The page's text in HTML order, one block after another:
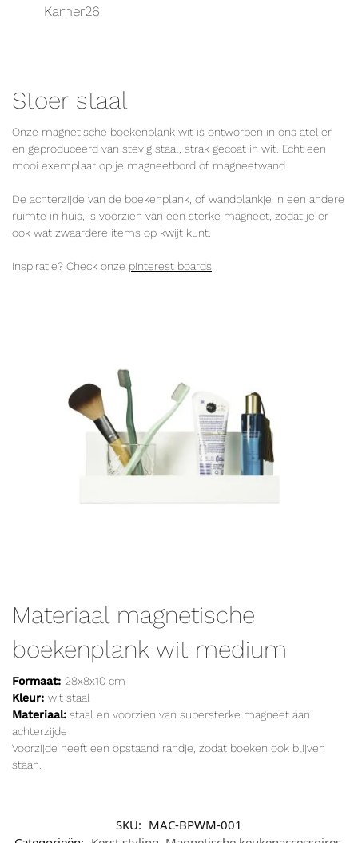
Kamer26.
Stoer staal
Onze magnetische boekenplank wit is ontworpen in ons atelier
en geproduceerd van stevig staal, strak gecoat in wit. Echt een
mooi exemplaar op je magneetbord of magneetwand.
De achterzijde van de boekenplank, of wandplankje in een andere
ruimte in huis, is voorzien van een sterke magneet, zodat je er
ook wat zwaardere items op kwijt kunt.
Inspiratie? Check onze pinterest boards
Materiaal magnetische
boekenplank wit medium
Formaat: 28x8x10 cm
Kleur: wit staal
Materiaal: staal en voorzien van supersterke magneet aan
achterzijde
Voorzijde heeft een opstaand randje, zodat boeken ook blijven
staan.
SKU: MAC-BPWM-001